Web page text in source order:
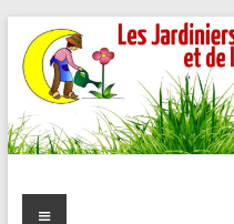
au
contenu
LesMenu